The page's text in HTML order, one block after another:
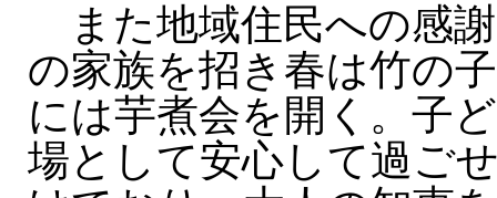
また地域住民への感
の家族を招き春は竹の
には芋煮会を開く。子
場として安心して過ご